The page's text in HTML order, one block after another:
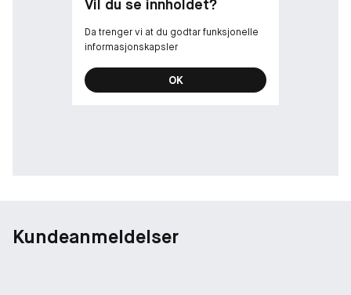
Vil du se innholdet?
Da trenger vi at du godtar funksjonelle
informasjonskapsler
OK
Kundeanmeldelser